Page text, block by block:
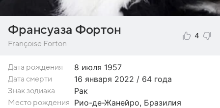
Франсуаза Фортон
Françoise Forton
4
Дата рождения 8 июля 1957
Дата смерти 16 января 2022 / 64 года
Знак зодиака Рак
Место рождения Рио-де-Жанейро, Бразилия